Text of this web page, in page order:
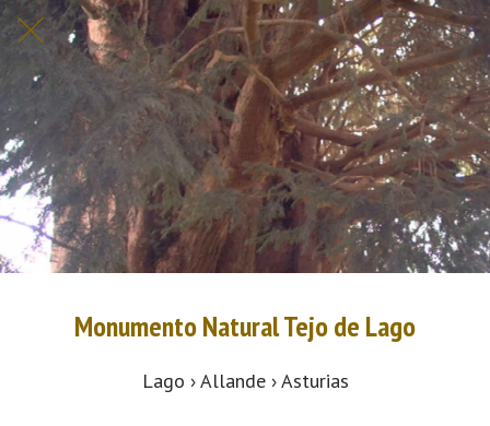
Monumento Natural Tejo de Lago
Lago › Allande › Asturias